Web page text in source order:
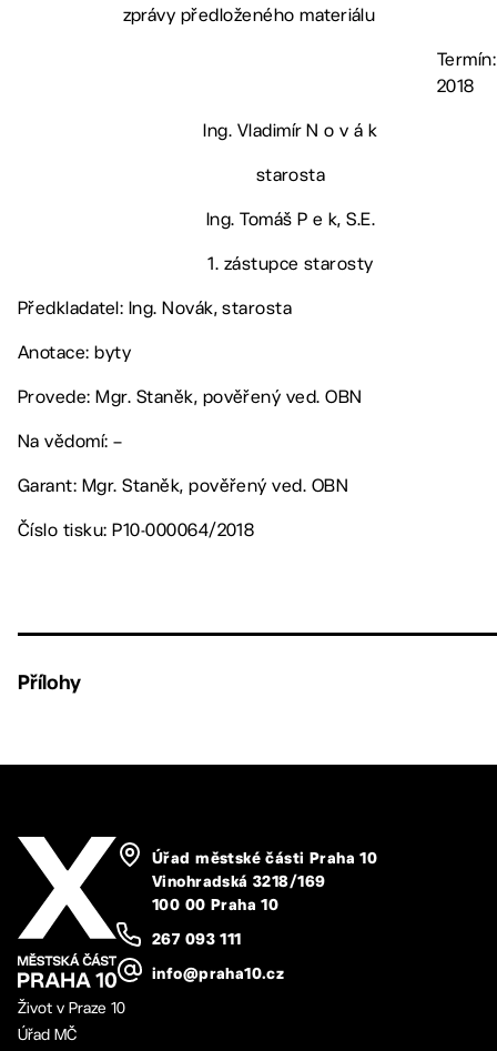
zprávy předloženého materiálu
2018
Ing. Vladimír N o v á k
starosta
Ing. Tomáš P e k, S.E.
1. zástupce starosty
Předkladatel: Ing. Novák, starosta
Anotace: byty
Provede: Mgr. Staněk, pověřený ved. OBN
Na vědomí: –
Garant: Mgr. Staněk, pověřený ved. OBN
Číslo tisku: P10-000064/2018
Přílohy
Úřad městské části Praha 10
Vinohradská 3218/169
100 00 Praha 10
267 093 111
info@praha10.cz
Život v Praze 10
Úřad MČ